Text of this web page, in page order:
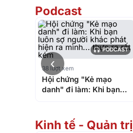
Podcast
‹
PODCAST
38 lượt xem
Hội chứng "Kẻ mạo
danh" đi làm: Khi bạn
rất kém
Kinh tế - Quản trị